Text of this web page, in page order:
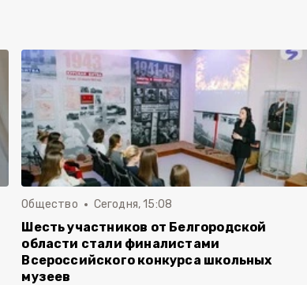
Общество Сегодня, 15:08
Шесть участников от Белгородской
области стали финалистами
Всероссийского конкурса школьных
музеев